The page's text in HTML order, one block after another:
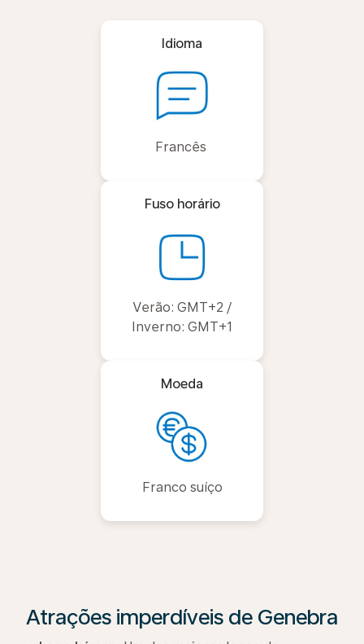
Idioma
Francês
Fuso horário
Verão: GMT+2 /
Inverno: GMT+1
Moeda
Franco suíço
Atrações imperdíveis de Genebra